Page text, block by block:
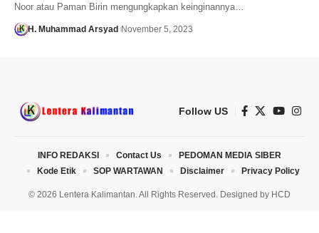
Noor atau Paman Birin mengungkapkan keinginannya…
H. Muhammad Arsyad November 5, 2023
Follow US
© 2026 Lentera Kalimantan. All Rights Reserved. Designed by HCD
INFO REDAKSI Contact Us
PEDOMAN MEDIA SIBER
Kode Etik
SOP WARTAWAN Disclaimer Privacy Policy